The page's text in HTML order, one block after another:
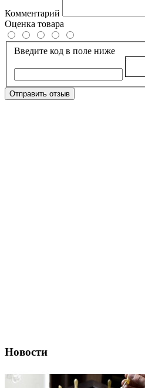
Комментарий
Оценка товара
Введите код в поле ниже
Отправить отзыв
Новости